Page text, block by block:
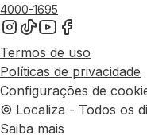
4000-1695
Termos de uso
Políticas de privacidade
Configurações de
© Localiza - Todos os
Saiba mais